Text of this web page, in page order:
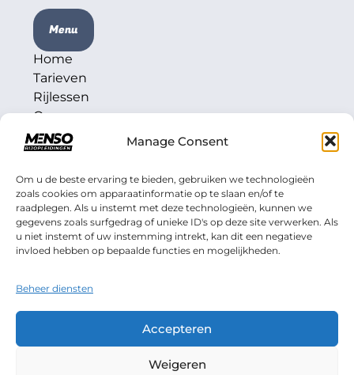
Manage Consent
Om u de beste ervaring te bieden, gebruiken we technologieën
zoals cookies om apparaatinformatie op te slaan en/of te
raadplegen. Als u instemt met deze technologieën, kunnen we
gegevens zoals surfgedrag of unieke ID's op deze site verwerken. Als
u niet instemt of uw instemming intrekt, kan dit een negatieve
invloed hebben op bepaalde functies en mogelijkheden.
Beheer diensten
Accepteren
Weigeren
Menu
Home
Tarieven
Rijlessen
Over ons
Contact
Contactgegevens
020-2101408
0624724283
info@mensorijopleidingen.nl
Algemenen voorwaardenAVGDisclaimer